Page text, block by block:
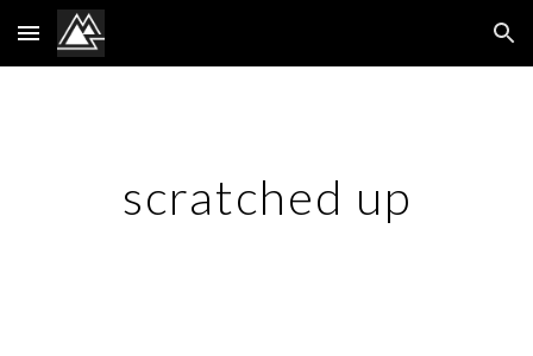
Skip to main content Skip to navigation
scratched up